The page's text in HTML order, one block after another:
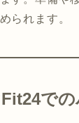
られます。
Fit24で